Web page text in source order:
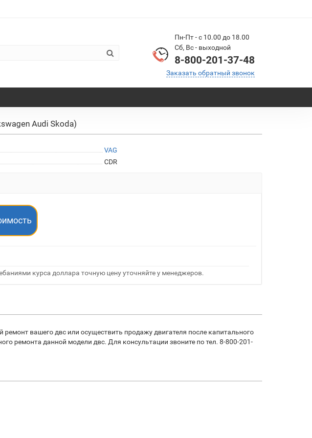
Пн-Пт - с 10.00 до 18.00
Сб, Вс - выходной
8-800-201-37-48
Заказать обратный звонок
Audi Skoda)
VAG
CDR
курса доллара точную цену уточняйте у менеджеров.
вашего двс или осуществить продажу двигателя после капитального
ремонта данной модели двс. Для консультации звоните по тел. 8-800-201-